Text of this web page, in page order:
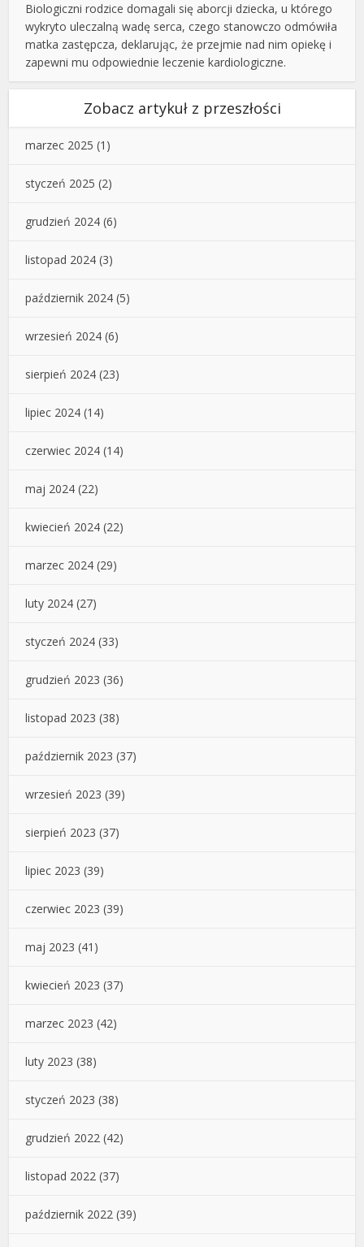
Biologiczni rodzice domagali się aborcji dziecka, u którego
wykryto uleczalną wadę serca, czego stanowczo odmówiła
matka zastępcza, deklarując, że przejmie nad nim opiekę i
zapewni mu odpowiednie leczenie kardiologiczne.
Zobacz artykuł z przeszłości
marzec 2025 (1)
styczeń 2025 (2)
grudzień 2024 (6)
listopad 2024 (3)
październik 2024 (5)
wrzesień 2024 (6)
sierpień 2024 (23)
lipiec 2024 (14)
czerwiec 2024 (14)
maj 2024 (22)
kwiecień 2024 (22)
marzec 2024 (29)
luty 2024 (27)
styczeń 2024 (33)
grudzień 2023 (36)
listopad 2023 (38)
październik 2023 (37)
wrzesień 2023 (39)
sierpień 2023 (37)
lipiec 2023 (39)
czerwiec 2023 (39)
maj 2023 (41)
kwiecień 2023 (37)
marzec 2023 (42)
luty 2023 (38)
styczeń 2023 (38)
grudzień 2022 (42)
listopad 2022 (37)
październik 2022 (39)